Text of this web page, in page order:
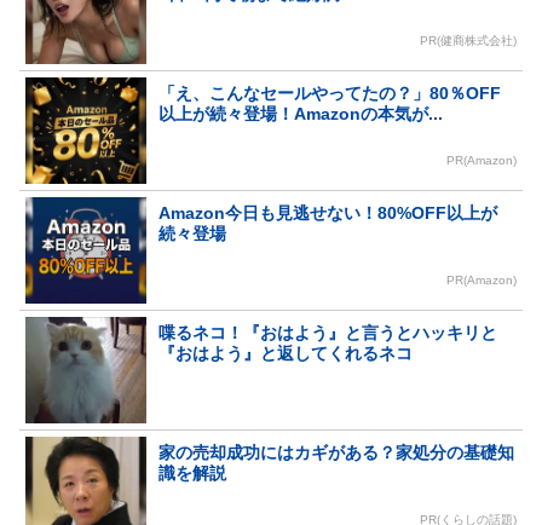
PR(健商株式会社)
「え、こんなセールやってたの？」80％OFF
以上が続々登場！Amazonの本気が...
PR(Amazon)
Amazon今日も見逃せない！80%OFF以上が
続々登場
PR(Amazon)
喋るネコ！『おはよう』と言うとハッキリと
『おはよう』と返してくれるネコ
家の売却成功にはカギがある？家処分の基礎知
識を解説
PR(くらしの話題)